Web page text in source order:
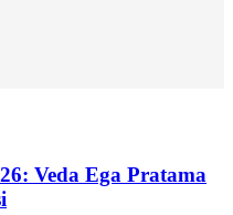
Veda Ega Pratama